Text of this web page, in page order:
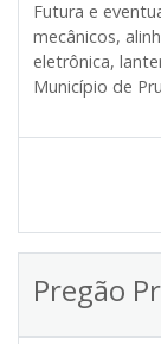
Futura e
mecânicos,
eletrônica,
Município de
Pregão